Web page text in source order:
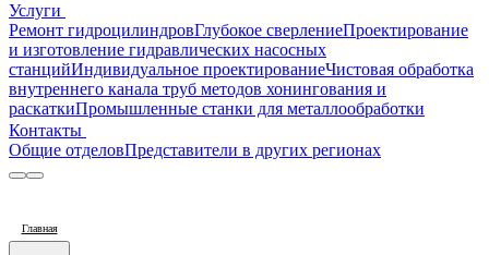
Услуги
Ремонт гидроцилиндровГлубокое сверлениеПроектирование
и изготовление гидравлических насосных
станцийИндивидуальное проектированиеЧистовая обработка
внутреннего канала труб методов хонингования и
раскаткиПромышленные станки для металлообработки
Контакты
Общие отделовПредставители в других регионах
Главная